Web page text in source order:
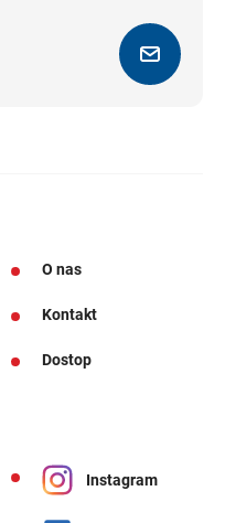
O nas
Kontakt
Dostop
Instagram